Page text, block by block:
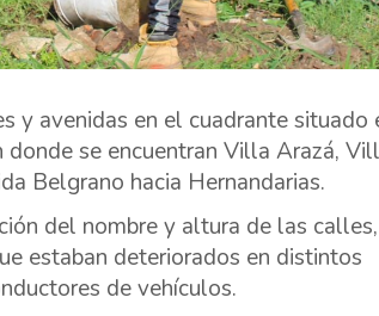
y avenidas en el cuadrante situado
se encuentran Villa Arazá,
Belgrano hacia Hernandarias.
del nombre y altura de las
estaban deteriorados en distintos
de vehículos.